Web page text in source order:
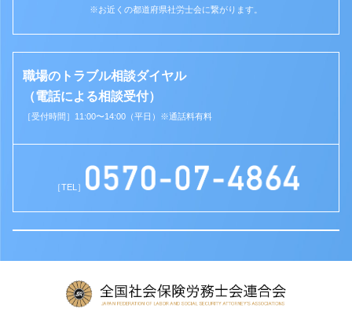
※お近くの都道府県社労士会に繋がります。
職場のトラブル相談ダイヤル
（電話による相談受付）
［受付時間］11:00〜14:00（平日）※通話料有料
［TEL］